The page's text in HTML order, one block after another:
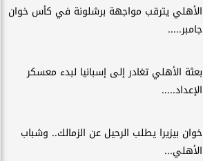
الأهلي يترقب مواجهة برشلونة في كأس خوان
جامبر.....
بعثة الأهلي تغادر إلى إسبانيا لبدء معسكر
الإعداد.....
خوان بيزيرا يطلب الرحيل عن الزمالك.. وشباب
الأهلي...